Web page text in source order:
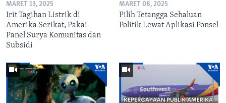
MARET 13, 2025
Irit Tagihan Listrik di
Amerika Serikat, Pakai
Panel Surya Komunitas dan
Subsidi
MARET 08, 2025
Pilih Tetangga Sehaluan
Politik Lewat Aplikasi Ponsel